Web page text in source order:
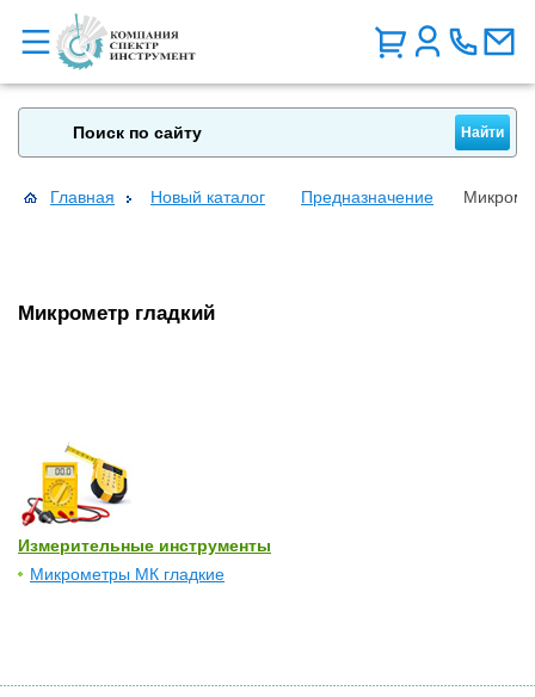
Главная Новый каталог Предназначение
Микрометр гладкий
Измерительные инструменты
Микрометры МК гладкие